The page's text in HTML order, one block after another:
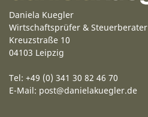
Daniela Kuegler
Wirtschaftsprüfer & Steuerberater
Kreuzstraße 10
04103 Leipzig
Tel: +49 (0) 341 30 82 46 70
E-Mail: post@danielakuegler.de